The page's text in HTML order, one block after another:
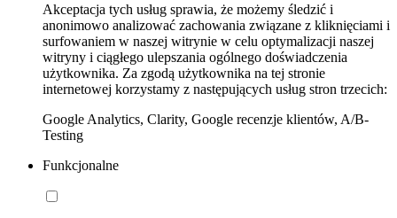
Akceptacja tych usług sprawia, że możemy śledzić i
anonimowo analizować zachowania związane z kliknięciami i
surfowaniem w naszej witrynie w celu optymalizacji naszej
witryny i ciągłego ulepszania ogólnego doświadczenia
użytkownika. Za zgodą użytkownika na tej stronie
internetowej korzystamy z następujących usług stron trzecich:
Google Analytics, Clarity, Google recenzje klientów, A/B-
Testing
Funkcjonalne